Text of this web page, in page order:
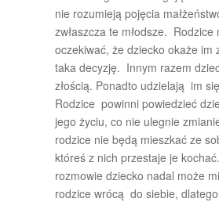
nie rozumieją pojęcia
zwłaszcza te młodsze. Rodzice
oczekiwać, że dziecko okaże im
taka decyzję. Innym razem
złością. Ponadto udzielają im
Rodzice powinni powiedzieć
jego życiu, co nie ulegnie
rodzice nie będą mieszkać ze
któreś z nich przestaje je
rozmowie dziecko nadal może
rodzice wrócą do siebie,